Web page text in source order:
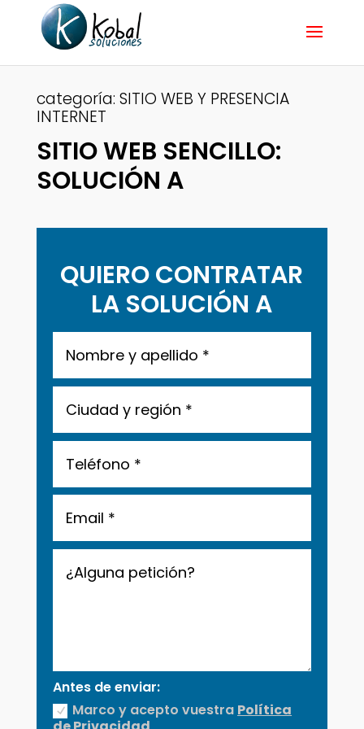
categoría: SITIO WEB Y PRESENCIA
INTERNET
SITIO WEB SENCILLO:
SOLUCIÓN A
QUIERO CONTRATAR
LA SOLUCIÓN A
Antes de enviar:
Marco y acepto vuestra Política